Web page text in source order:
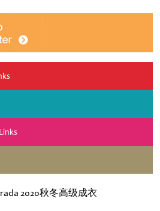
2020秋冬高级成衣